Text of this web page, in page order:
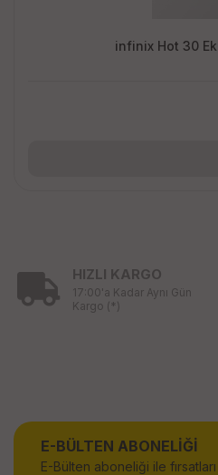
infinix Hot 30
HIZLI KARGO
17:00'a Kadar Aynı Gün
Kargo (*)
E-BÜLTEN ABONELİĞİ
E-Bülten aboneliği ile fırsatları